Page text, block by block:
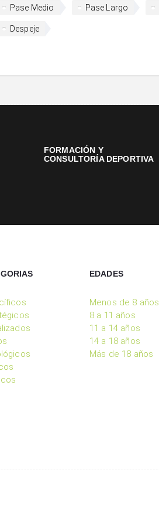
Pase Medio Pase Largo
Despeje
FORMACIÓN Y
CONSULTORÍA DEPORTIVA
EDADES
Menos de 8 años
8 a 11 años
11 a 14 años
14 a 18 años
Más de 18 años